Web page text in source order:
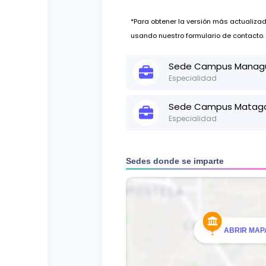
*Para obtener la versión más
usando nuestro formulario de contacto.
Sede Campus
Especialidad
Sede Campus
Especialidad
*Para obtener la versión más
Sedes donde se imparte
ABRIR